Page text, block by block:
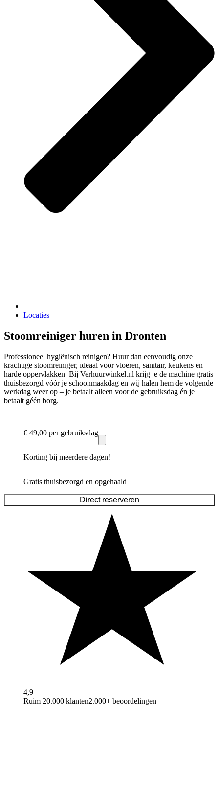
Locaties
Stoomreiniger huren in Dronten
Professioneel hygiënisch reinigen? Huur dan eenvoudig onze
krachtige stoomreiniger, ideaal voor vloeren, sanitair, keukens en
harde oppervlakken. Bij Verhuurwinkel.nl krijg je de machine gratis
thuisbezorgd vóór je schoonmaakdag en wij halen hem de volgende
werkdag weer op – je betaalt alleen voor de gebruiksdag én je
betaalt géén borg.
€ 49,00 per gebruiksdag
Korting bij meerdere dagen!
Gratis thuisbezorgd en opgehaald
Direct reserveren
4,9
Ruim 20.000 klanten2.000+ beoordelingen